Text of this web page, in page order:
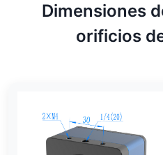
Dimensiones
orificios